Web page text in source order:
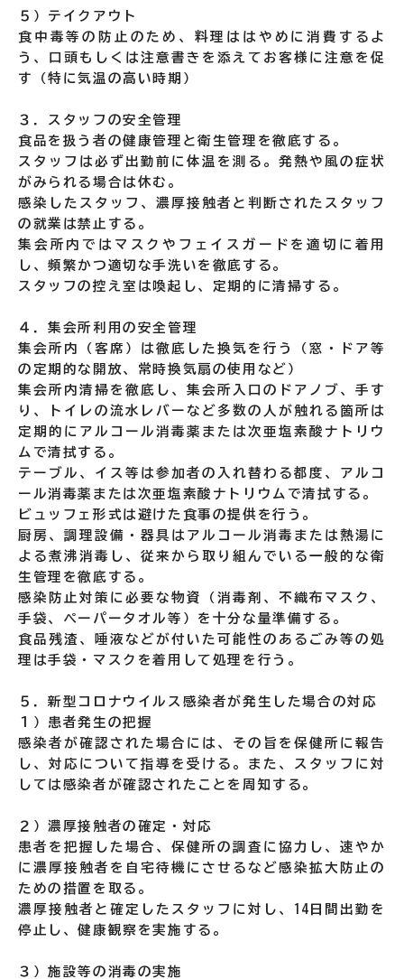
５）テイクアウト
食中毒等の防止のため、料理ははやめに消費するよ
う、口頭もしくは注意書きを添えてお客様に注意を促
す（特に気温の高い時期）
３．スタッフの安全管理
食品を扱う者の健康管理と衛生管理を徹底する。
スタッフは必ず出勤前に体温を測る。発熱や風の症状
がみられる場合は休む。
感染したスタッフ、濃厚接触者と判断されたスタッフ
の就業は禁止する。
集会所内ではマスクやフェイスガードを適切に着用
し、頻繁かつ適切な手洗いを徹底する。
スタッフの控え室は喚起し、定期的に清掃する。
４．集会所利用の安全管理
集会所内（客席）は徹底した換気を行う（窓・ドア等
の定期的な開放、常時換気扇の使用など）
集会所内清掃を徹底し、集会所入口のドアノブ、手す
り、トイレの流水レバーなど多数の人が触れる箇所は
定期的にアルコール消毒薬または次亜塩素酸ナトリウ
ムで清拭する。
テーブル、イス等は参加者の入れ替わる都度、アルコ
ール消毒薬または次亜塩素酸ナトリウムで清拭する。
ビュッフェ形式は避けた食事の提供を行う。
厨房、調理設備・器具はアルコール消毒または熱湯に
よる煮沸消毒し、従来から取り組んでいる一般的な衛
生管理を徹底する。
感染防止対策に必要な物資（消毒剤、不織布マスク、
手袋、ペーパータオル等）を十分な量準備する。
食品残渣、唾液などが付いた可能性のあるごみ等の処
理は手袋・マスクを着用して処理を行う。
５．新型コロナウイルス感染者が発生した場合の対応
１）患者発生の把握
感染者が確認された場合には、その旨を保健所に報告
し、対応について指導を受ける。また、スタッフに対
しては感染者が確認されたことを周知する。
２）濃厚接触者の確定・対応
患者を把握した場合、保健所の調査に協力し、速やか
に濃厚接触者を自宅待機にさせるなど感染拡大防止の
ための措置を取る。
濃厚接触者と確定したスタッフに対し、14日間出勤を
停止し、健康観察を実施する。
３）施設等の消毒の実施